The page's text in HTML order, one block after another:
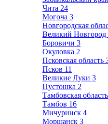
Чита 24
Могоча 3
Новгородская
Великий Новгород
Боровичи 3
Окуловка 2
Псковская область
Псков 11
Великие Луки 3
Пустошка 2
Тамбовская область
Тамбов 16
Мичуринск 4
Моршанск 3